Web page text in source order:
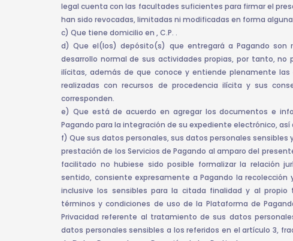
legal cuenta con las facultades suficientes para firmar el
han sido revocadas, limitadas ni modificadas en forma
c) Que tiene domicilio en , C.P. .
d) Que el(los) depósito(s) que entregará a Pagando son
desarrollo normal de sus actividades propias, por tanto, no
ilícitas, además de que conoce y entiende plenamente las
realizadas con recursos de procedencia ilícita y sus
corresponden.
e) Que está de acuerdo en agregar los documentos e
Pagando para la integración de su expediente electrónico,
f) Que sus datos personales, sus datos personales
prestación de los Servicios de Pagando al amparo del
facilitado no hubiese sido posible formalizar la relación
sentido, consiente expresamente a Pagando la
inclusive los sensibles para la citada finalidad y al
términos y condiciones de uso de la Plataforma de
Privacidad referente al tratamiento de sus datos
datos personales sensibles a los referidos en el artículo 3,